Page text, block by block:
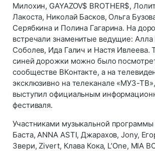
Милохин, GAYAZOV$ BROTHER$,
Лакоста, Николай Басков, Ольга
Серябкина и Полина Гагарина. На
встречали знаменитые ведущие:
Соболев, Ида Галич и Настя Ивлеева.
синей дорожки можно было
сообществе ВКонтакте, а на
эксклюзивно на телеканале «МУЗ-
выступил официальным
фестиваля.
Участниками музыкальной программы
Баста, ANNA ASTI, Джарахов, Jony,
Звери, Zivert, Клава Кока, L’One, MIA